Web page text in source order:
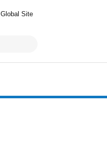
Global Site